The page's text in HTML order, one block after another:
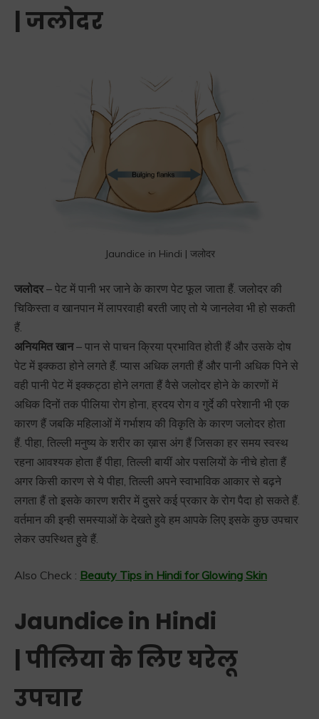
| जलोदर
Jaundice in Hindi | जलोदर
जलोदर– पेट में पानी भर जाने के कारण पेट फूल जाता हैं. जलोदर की
चिकिस्ता व खानपान में लापरवाही बरती जाए तो ये जानलेवा भी हो सकती
हैं.
अनियमित खान– पान से पाचन क्रिया प्रभावित होती हैं और उसके दोष
पेट में इक्कठा होने लगते हैं. प्यास अधिक लगती हैं और पानी अधिक पिने से
वही पानी पेट में इक्कट्ठा होने लगता हैं वैसे जलोदर होने के कारणों में
अधिक दिनों तक पीलिया रोग होना, ह्रदय रोग व गुर्दे की परेशानी भी एक
कारण हैं जबकि महिलाओं में गर्भाशय की विकृति के कारण जलोदर होता
हैं. पीहा, तिल्ली मनुष्य के शरीर का ख़ास अंग हैं जिसका हर समय स्वस्थ
रहना आवश्यक होता हैं पीहा, तिल्ली बायीं ओर पसलियों के नीचे होता हैं
अगर किसी कारण से ये पीहा, तिल्ली अपने स्वाभाविक आकार से बढ़ने
लगता हैं तो इसके कारण शरीर में दुसरे कई प्रकार के रोग पैदा हो सकते हैं.
वर्तमान की इन्ही समस्याओं के देखते हुवे हम आपके लिए इसके कुछ उपचार
लेकर उपस्थित हुवे हैं.
Also Check : Beauty Tips in Hindi for Glowing Skin
Jaundice in Hindi
| पीलिया के लिए घरेलू
उपचार